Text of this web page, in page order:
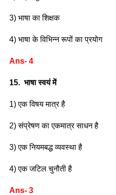
3) भाषा का शिक्षक
4) भाषा के विभिन्न रूपों का प्रयोग
Ans- 4
15. भाषा स्वयं में
1) एक विषय मात्र है
2) संप्रेषण का एकमात्र साधन है
3) एक नियमबद्ध व्यवस्था है
4) एक जटिल चुनौती है
Ans- 3